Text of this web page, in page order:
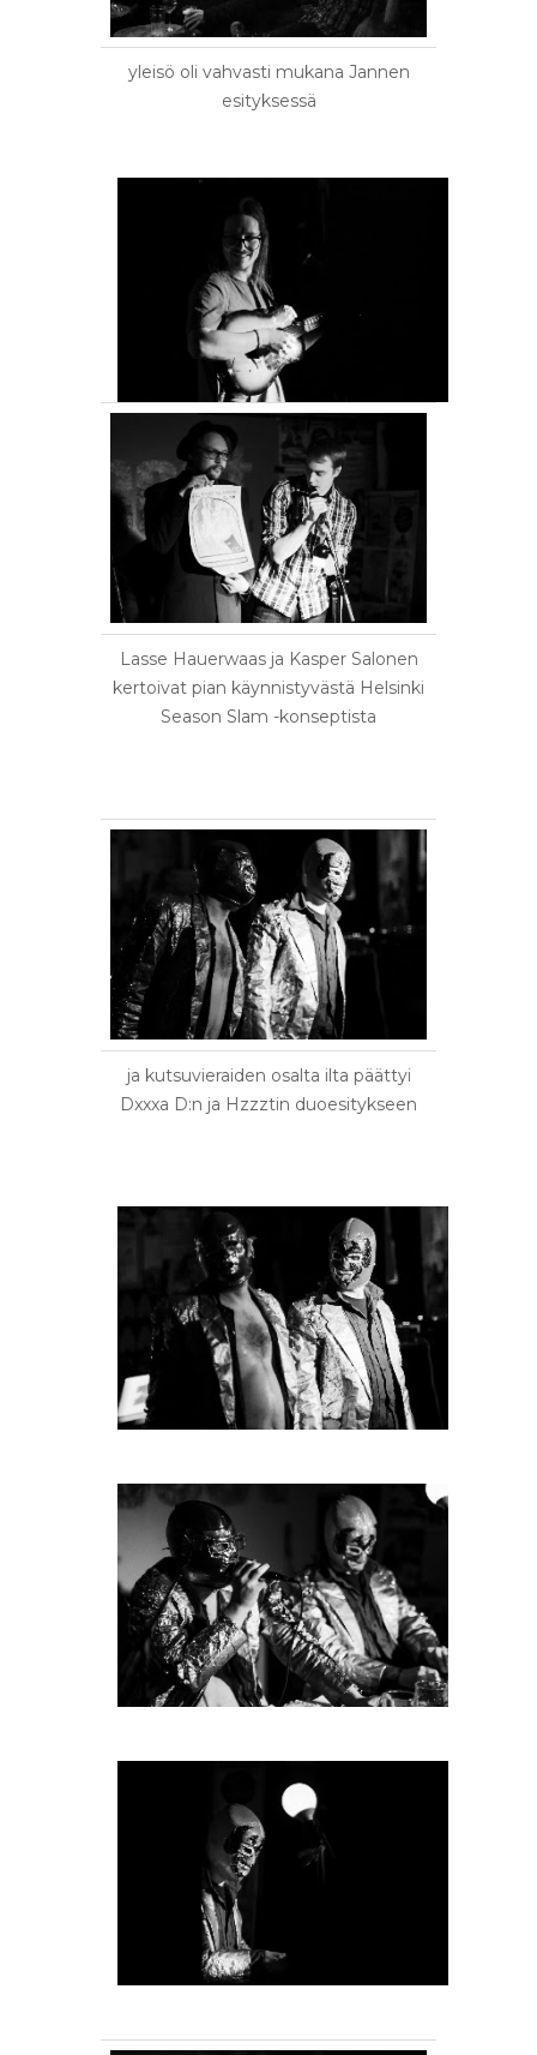
yleisö oli vahvasti mukana Jannen
esityksessä
Lasse Hauerwaas ja Kasper Salonen
kertoivat pian käynnistyvästä Helsinki
Season Slam -konseptista
ja kutsuvieraiden osalta ilta päättyi
Dxxxa D:n ja Hzzztin duoesitykseen